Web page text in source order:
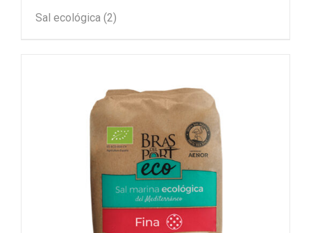
Sal ecológica (2)